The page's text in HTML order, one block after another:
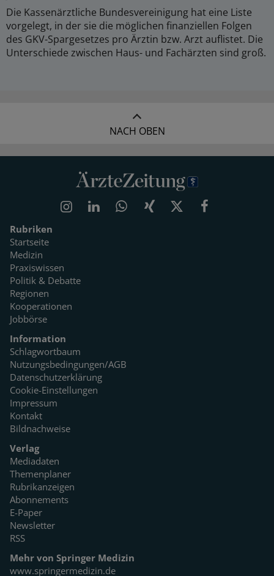
Die Kassenärztliche Bundesvereinigung hat eine Liste
vorgelegt, in der sie die möglichen finanziellen Folgen
des GKV-Spargesetzes pro Ärztin bzw. Arzt auflistet. Die
Unterschiede zwischen Haus- und Fachärzten sind groß.
NACH OBEN
Rubriken
Startseite
Medizin
Praxiswissen
Politik & Debatte
Regionen
Kooperationen
Jobbörse
Information
Schlagwortbaum
Nutzungsbedingungen/AGB
Datenschutzerklärung
Cookie-Einstellungen
Impressum
Kontakt
Bildnachweise
Verlag
Mediadaten
Themenplaner
Rubrikanzeigen
Abonnements
E-Paper
Newsletter
RSS
Mehr von Springer Medizin
www.springermedizin.de